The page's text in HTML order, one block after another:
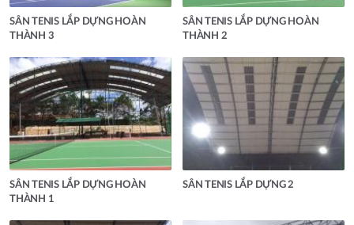
SÂN TENIS LẮP DỰNG HOÀN
THÀNH 3
SÂN TENIS LẮP DỰNG HOÀN
THÀNH 2
SÂN TENIS LẮP DỰNG HOÀN
THÀNH 1
SÂN TENIS LẮP DỰNG 2